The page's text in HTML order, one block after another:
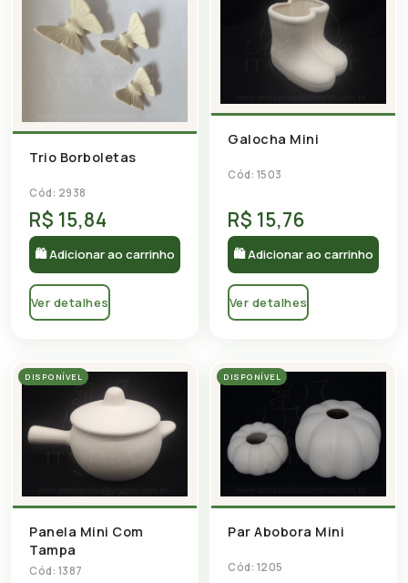
Trio Borboletas
Cód: 2938
R$ 15,84
🛍 Adicionar ao carrinho
Ver detalhes
Galocha Mini
Cód: 1503
R$ 15,76
🛍 Adicionar ao carrinho
Ver detalhes
DISPONÍVEL
Panela Mini Com
Tampa
Cód: 1387
DISPONÍVEL
Par Abobora Mini
Cód: 1205